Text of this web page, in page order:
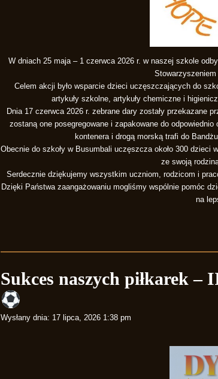
W dniach 25 maja – 1 czerwca 2026 r. w naszej szkole
Stowarzyszeniem
Celem akcji było wsparcie dzieci uczęszczających do
artykuły szkolne, artykuły chemiczne i
Dnia 17 czerwca 2026 r. zebrane dary zostały przekazane
zostaną one posegregowane i zapakowane do
kontenera i drogą morską trafi do
Obecnie do szkoły w Busumbali uczęszcza około 300
ze swoją
Serdecznie dziękujemy wszystkim uczniom, rodzicom i
Dzięki Państwa zaangażowaniu mogliśmy wspólnie pomóc
na
Sukces naszych piłkarek –
Wysłany dnia: 17 lipca, 2026 1:38 pm